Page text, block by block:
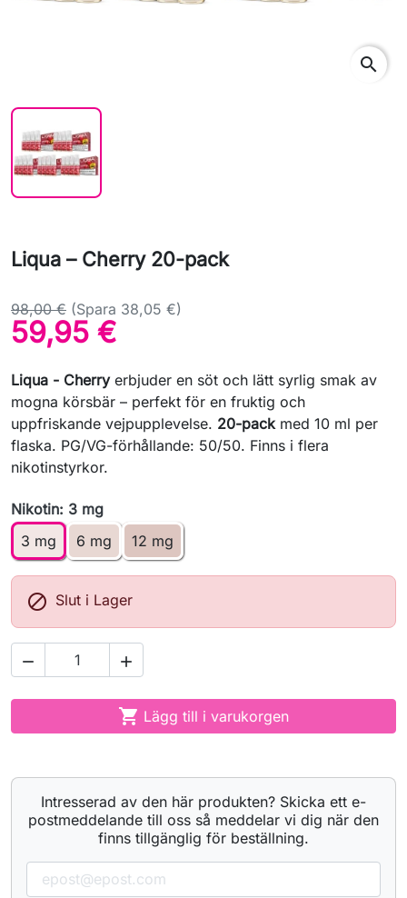
search
Liqua – Cherry 20-pack
98,00 € (Spara 38,05 €)
59,95 €
Liqua - Cherryerbjuder en söt och lätt syrlig smak av
mogna körsbär – perfekt för en fruktig och
uppfriskande vejpupplevelse. 20-packmed 10 ml per
flaska. PG/VG-förhållande: 50/50. Finns i flera
nikotinstyrkor.
Nikotin: 3 mg
3 mg
6 mg 12 mg
 Slut i Lager
 
 Lägg till i varukorgen
Intresserad av den här produkten? Skicka ett e-
postmeddelande till oss så meddelar vi dig när den
finns tillgänglig för beställning.